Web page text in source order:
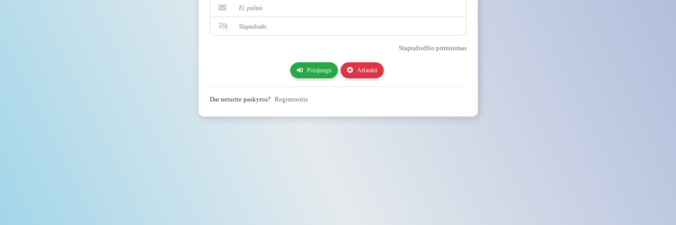
Slaptažodžio priminimas
Prisijungti Atšaukti
Dar neturite paskyros? Registruotis